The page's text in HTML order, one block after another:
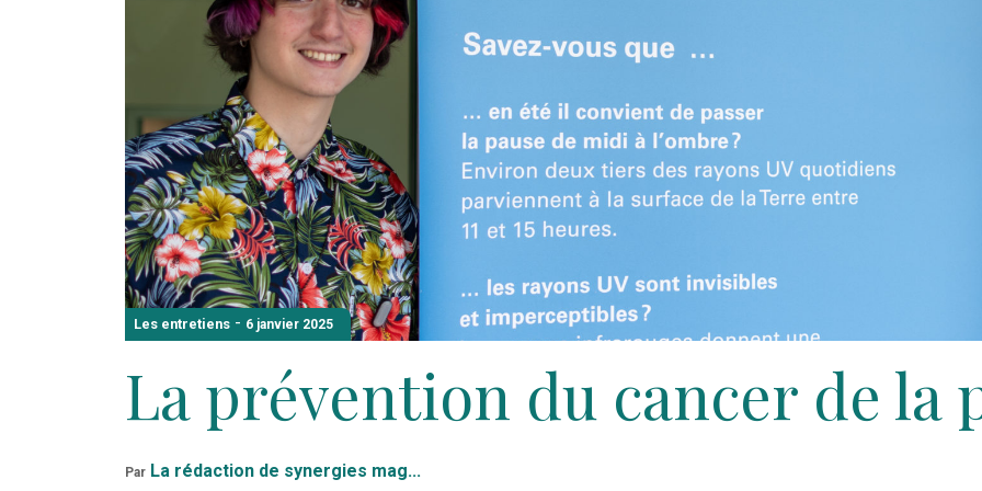
Les entretiens - 6 janvier 2025
La prévention du cancer de la
Par La rédaction de synergies mag...